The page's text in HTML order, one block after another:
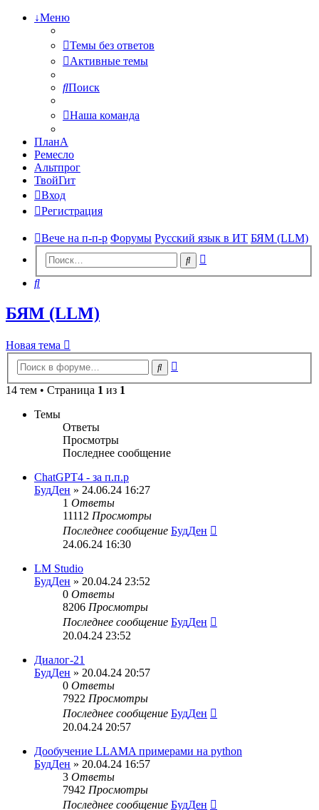
↓Меню
Темы без ответов
Активные темы
Поиск
Наша команда
ПланА
Ремесло
Альтпрог
ТвойГит
Вход
Регистрация
Вече на п-п-р Форумы Русский язык в ИТ БЯМ (LLM)
Поиск
Поиск
БЯМ (LLM)
Новая тема
Поиск
14 тем • Страница 1 из 1
Темы
Ответы
Просмотры
Последнее сообщение
ChatGPT4 - за п.п.р
БудДен » 24.06.24 16:27
1 Ответы
11112 Просмотры
Последнее сообщение БудДен
24.06.24 16:30
LM Studio
БудДен » 20.04.24 23:52
0 Ответы
8206 Просмотры
Последнее сообщение БудДен
20.04.24 23:52
Диалог-21
БудДен » 20.04.24 20:57
0 Ответы
7922 Просмотры
Последнее сообщение БудДен
20.04.24 20:57
Дообучение LLAMA примерами на python
БудДен » 20.04.24 16:57
3 Ответы
7942 Просмотры
Последнее сообщение БудДен